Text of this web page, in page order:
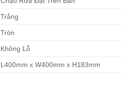
Trắng
Tròn
Không Lỗ
L400mm x W400mm x H183mm